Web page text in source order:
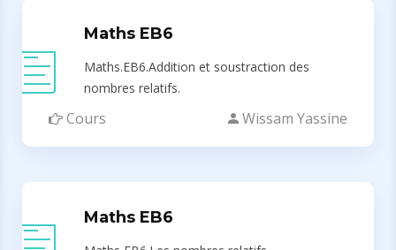
Maths EB6
Maths.EB6.Addition et soustraction des
nombres relatifs.
Cours Wissam Yassine
Maths EB6